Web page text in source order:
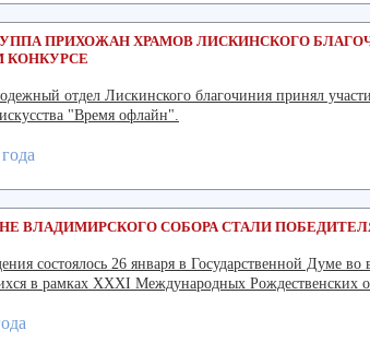
ПРИХОЖАН ХРАМОВ ЛИСКИНСКОГО
КОНКУРСЕ
отдел Лискинского благочиния принял
"Время офлайн".
ВЛАДИМИРСКОГО СОБОРА СТАЛИ
состоялось 26 января в Государственной Думе
в рамках XXXI Международных Рождественских